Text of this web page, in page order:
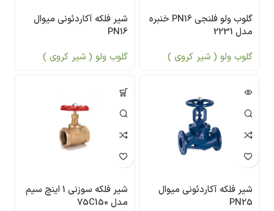
گلوب ولو فلنجی PN16 خنبره
مدل 2231
گلوب ولو ( شیر کروی )
شیر فلکه آکاردئونی میوال
PN16
گلوب ولو ( شیر کروی )
شیر فلکه آکاردئونی میوال
PN25
شیر فلکه سوزنی 1 اینچ سیم
مدل 75C150